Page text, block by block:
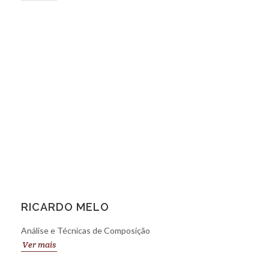
RICARDO MELO
Análise e Técnicas de Composição
Ver mais